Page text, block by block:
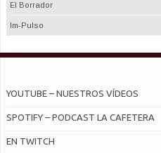
El Borrador
Im-Pulso
YOUTUBE – NUESTROS VÍDEOS
SPOTIFY – PODCAST LA CAFETERA
EN TWITCH